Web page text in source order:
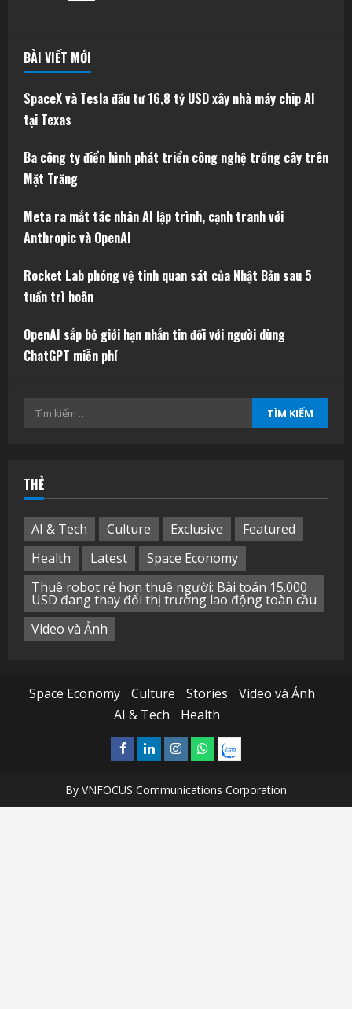
BÀI VIẾT MỚI
SpaceX và Tesla đầu tư 16,8 tỷ USD xây nhà máy chip AI
tại Texas
Ba công ty điển hình phát triển công nghệ trồng cây trên
Mặt Trăng
Meta ra mắt tác nhân AI lập trình, cạnh tranh với
Anthropic và OpenAI
Rocket Lab phóng vệ tinh quan sát của Nhật Bản sau 5
tuần trì hoãn
OpenAI sắp bỏ giới hạn nhắn tin đối với người dùng
ChatGPT miễn phí
Tìm
THẺ
AI & Tech Culture Exclusive
Featured
Health
Latest
Space Economy
Thuê robot rẻ hơn thuê người: Bài toán 15.000
USD đang thay đổi thị trường lao động toàn cầu
Video và Ảnh
Space Economy Culture Stories
Video và Ảnh
AI & Tech
Health
Facebook
LinkedinInstagram
What’sapp
Zalo